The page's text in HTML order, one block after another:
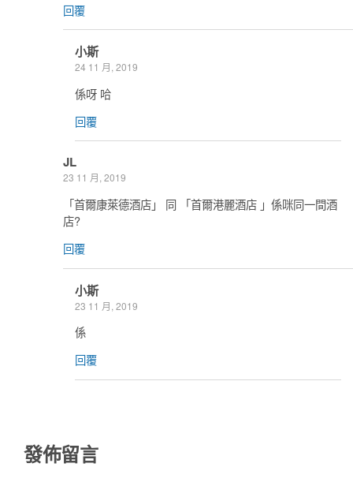
回覆
小斯
24 11 月, 2019
係呀 哈
回覆
JL
23 11 月, 2019
「首爾康萊德酒店」 同 「首爾港麗酒店 」係咪同一間酒
店?
回覆
小斯
23 11 月, 2019
係
回覆
發佈留言